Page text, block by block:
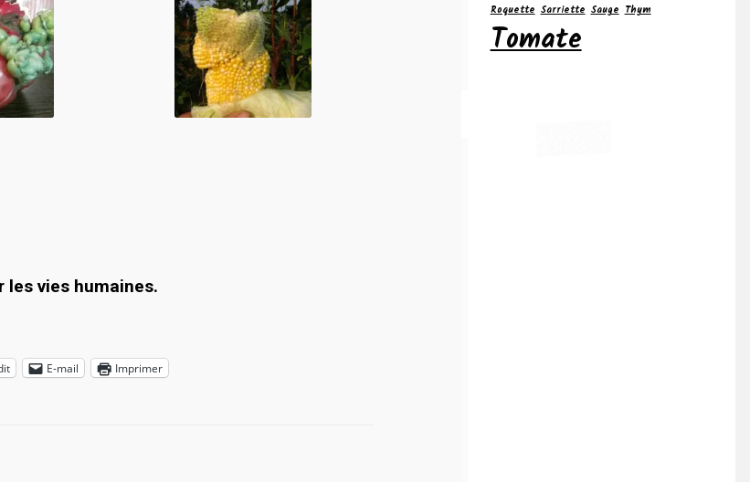
les vies humaines.
E-mail Imprimer
Roquette Sarriette Sauge Thym
Tomate